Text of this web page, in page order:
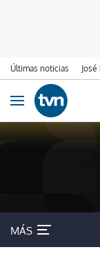
Últimas noticias
Ir al contenido
Obrir navegació
MÁS